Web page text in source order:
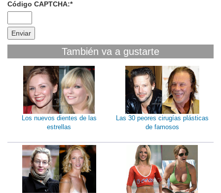
Código CAPTCHA:*
También va a gustarte
Los nuevos dientes de las
estrellas
Las 30 peores cirugías plásticas
de famosos